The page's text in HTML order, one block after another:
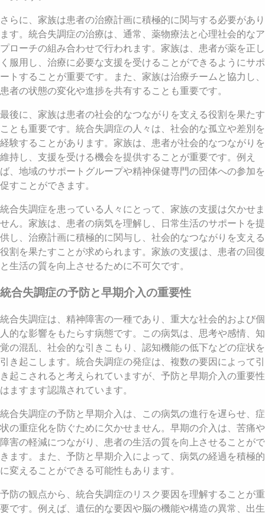
さらに、家族は患者の治療計画に積極的に関与する必要があり
ます。統合失調症の治療は、通常、薬物療法と心理社会的なア
プローチの組み合わせで行われます。家族は、患者が薬を正し
く服用し、治療に必要な支援を受けることができるようにサポ
ートすることが重要です。また、家族は治療チームと協力し、
患者の状態の変化や進捗を共有することも重要です。
最後に、家族は患者の社会的なつながりを支える役割を果たす
ことも重要です。統合失調症の人々は、社会的な孤立や差別を
経験することがあります。家族は、患者が社会的なつながりを
維持し、支援を受ける機会を提供することが重要です。例え
ば、地域のサポートグループや精神保健専門の団体への参加を
促すことができます。
統合失調症を患っている人々にとって、家族の支援は欠かせま
せん。家族は、患者の病気を理解し、日常生活のサポートを提
供し、治療計画に積極的に関与し、社会的なつながりを支える
役割を果たすことが求められます。家族の支援は、患者の回復
と生活の質を向上させるために不可欠です。
統合失調症の予防と早期介入の重要性
統合失調症は、精神障害の一種であり、重大な社会的および個
人的な影響をもたらす病態です。この病気は、思考や感情、知
覚の混乱、社会的な引きこもり、認知機能の低下などの症状を
引き起こします。統合失調症の発症は、複数の要因によって引
き起こされると考えられていますが、予防と早期介入の重要性
はますます認識されています。
統合失調症の予防と早期介入は、この病気の進行を遅らせ、症
状の重症化を防ぐために欠かせません。早期の介入は、苦痛や
障害の軽減につながり、患者の生活の質を向上させることがで
きます。また、予防と早期介入によって、病気の経過を積極的
に変えることができる可能性もあります。
予防の観点から、統合失調症のリスク要因を理解することが重
要です。例えば、遺伝的な要因や脳の機能や構造の異常、出生